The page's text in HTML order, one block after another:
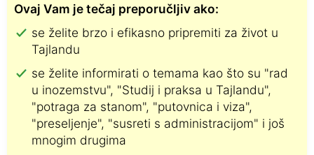
Ovaj Vam je tečaj preporučljiv ako:
se želite brzo i efikasno pripremiti za život u
Tajlandu
se želite informirati o temama kao što su "rad
u inozemstvu", "Studij i praksa u Tajlandu",
"potraga za stanom", "putovnica i viza",
"preseljenje", "susreti s administracijom" i još
mnogim drugima